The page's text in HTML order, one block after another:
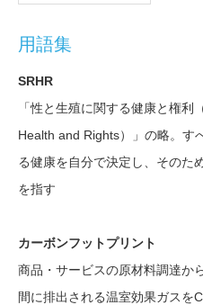
用語集
SRHR
「性と生殖に関する健康と権
Health and Rights）」の略。す
る健康を自分で決定し、そのた
を指す
カーボンフットプリント
商品・サービスの原材料調達か
間に排出される温室効果ガスを